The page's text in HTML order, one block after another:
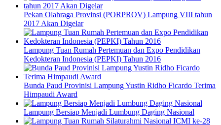
Pekan Olahraga Provinsi (PORPROV) Lampung VIII tahun
2017 Akan Digelar
Lampung Tuan Rumah Pertemuan dan Expo Pendidikan
Kedokteran Indonesia (PEPKI) Tahun 2016
Bunda Paud Provinisi Lampung Yustin Ridho Ficardo Terima
Himpaudi Award
Lampung Bersiap Menjadi Lumbung Daging Nasional